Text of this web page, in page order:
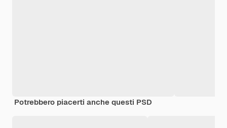
Potrebbero piacerti anche questi PSD